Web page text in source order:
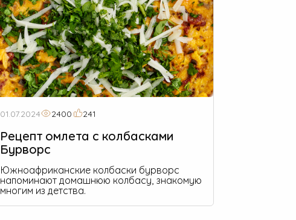
01.07.2024 2400 241
Рецепт омлета с колбасками
Бурворс
Южноафриканские колбаски бурворс
напоминают домашнюю колбасу, знакомую
многим из детства.